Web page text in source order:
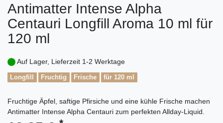
Antimatter Intense Alpha
Centauri Longfill Aroma 10 ml für
120 ml
Auf Lager, Lieferzeit 1-2 Werktage
Longfill Fruchtig Frische für 120 ml
Fruchtige Äpfel, saftige Pfirsiche und eine kühle Frische machen
Antimatter Intense Alpha Centauri zum perfekten Allday-Liquid.